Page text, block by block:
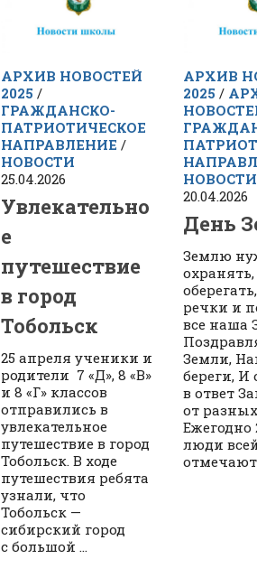
АРХИВ НОВОСТЕЙ
2025 /
ГРАЖДАНСКО-
ПАТРИОТИЧЕСКОЕ
НАПРАВЛЕНИЕ /
НОВОСТИ
25.04.2026
Увлекательно
е
путешествие
в город
Тобольск
25 апреля ученики и
родители 7 «Д», 8 «В»
и 8 «Г» классов
отправились в
увлекательное
путешествие в город
Тобольск. В ходе
путешествия ребята
узнали, что
Тобольск —
сибирский город
с большой ...
АРХИВ
2025 /
НОВОСТИ
20.04.2026
День
Землю
речки и
все наша
Земли,
береги, И
в ответ
от
Ежегодно
люди